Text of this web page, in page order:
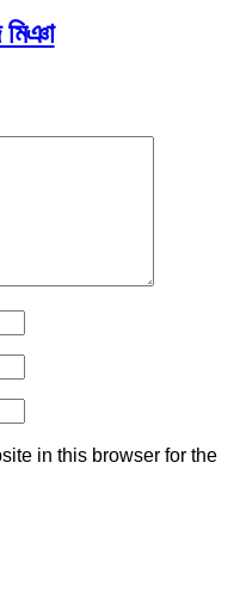
in this browser for the